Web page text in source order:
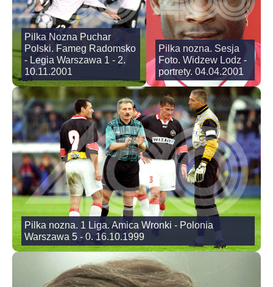
Pilka Nozna Puchar
Polski. Fameg Radomsko
- Legia Warszawa 1 - 2.
10.11.2001
Pilka nozna. Sesja
Foto. Widzew Lodz -
portrety. 04.04.2001
Pilka nozna. 1 Liga. Amica Wronki - Polonia
Warszawa 5 - 0. 16.10.1999